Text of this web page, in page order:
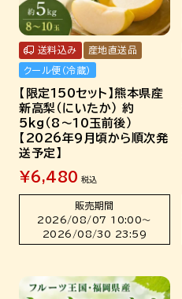
【限定150セット】熊本県産
新高梨（にいたか） 約
5kg（8～10玉前後）
【2026年9月頃から順次発
送予定】
送料込み 産地直送品
クール便（冷蔵）
¥6,480 税込
販売期間
2026/08/07 10:00〜
2026/08/30 23:59